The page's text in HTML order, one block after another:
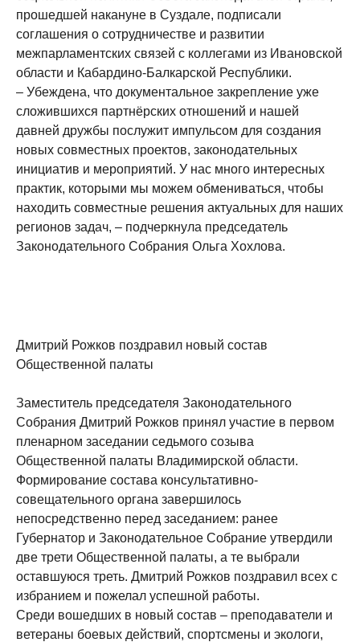
прошедшей накануне в Суздале, подписали
соглашения о сотрудничестве и развитии
межпарламентских связей с коллегами из Ивановской
области и Кабардино-Балкарской Республики.
– Убеждена, что документальное закрепление уже
сложившихся партнёрских отношений и нашей
давней дружбы послужит импульсом для создания
новых совместных проектов, законодательных
инициатив и мероприятий. У нас много интересных
практик, которыми мы можем обмениваться, чтобы
находить совместные решения актуальных для наших
регионов задач, – подчеркнула председатель
Законодательного Собрания Ольга Хохлова.
Дмитрий Рожков поздравил новый состав
Общественной палаты
Заместитель председателя Законодательного
Собрания Дмитрий Рожков принял участие в первом
пленарном заседании седьмого созыва
Общественной палаты Владимирской области.
Формирование состава консультативно-
совещательного органа завершилось
непосредственно перед заседанием: ранее
Губернатор и Законодательное Собрание утвердили
две трети Общественной палаты, а те выбрали
оставшуюся треть. Дмитрий Рожков поздравил всех с
избранием и пожелал успешной работы.
Среди вошедших в новый состав – преподаватели и
ветераны боевых действий, спортсмены и экологи,